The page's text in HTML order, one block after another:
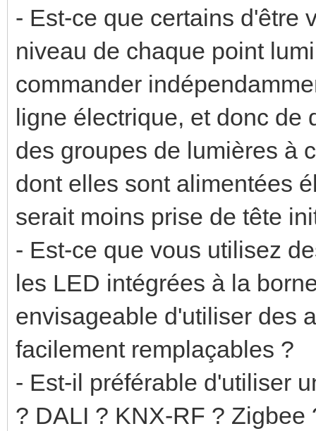
- Est-ce que certains d'être
niveau de chaque point
commander
ligne électrique, et donc de
des groupes de lumières à
dont elles sont alimentées
serait moins prise de tête
- Est-ce que vous utilisez
les LED intégrées à la
envisageable d'utiliser des
facilement remplaçables ?
- Est-il préférable d'utiliser
? DALI ? KNX-RF ? Zigbee